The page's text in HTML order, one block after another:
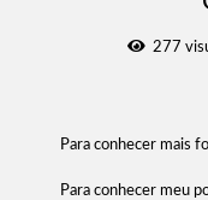
277
Para conhecer mais
Para conhecer meu